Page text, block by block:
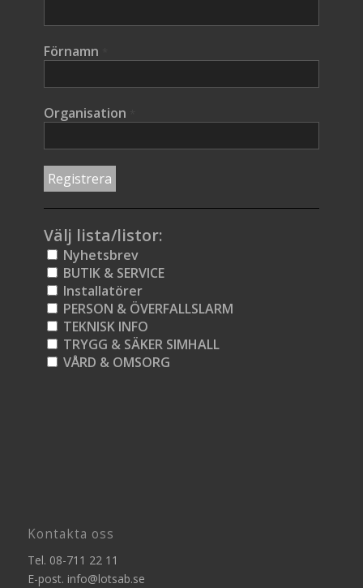
Förnamn
Organisation
Välj lista/listor:
Nyhetsbrev
BUTIK & SERVICE
Installatörer
PERSON & ÖVERFALLSLARM
TEKNISK INFO
TRYGG & SÄKER SIMHALL
VÅRD & OMSORG
Kontakta oss
Tel. 08-711 22 11
E-post. info@lotsab.se